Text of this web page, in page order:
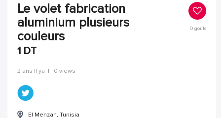
Le volet fabrication
aluminium plusieurs
couleurs
1 DT
0goûts
2 ans Il ya | 0 views
El Menzah, Tunisia